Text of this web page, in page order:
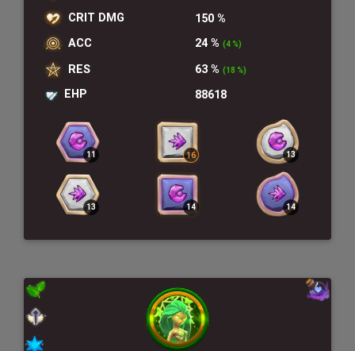
CRIT DMG
150 %
ACC
24 % (4 %)
RES 63 % (18 %)
EHP 88618